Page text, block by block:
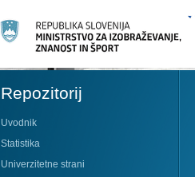
Repozitorij
Uvodnik
Statistika
Univerzitetne strani